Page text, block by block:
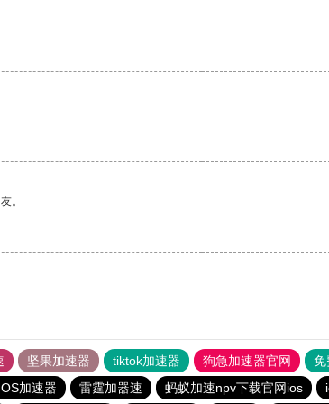
。
坚果加速器 tiktok加速器 狗急加速器官网 免
加速器 雷霆加器速 蚂蚁加速npv下载官网ios